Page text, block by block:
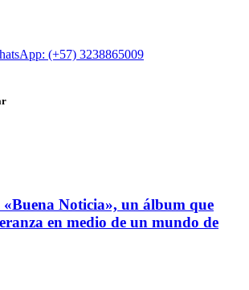
(+57) 3238865009
Noticia», un álbum que
en medio de un mundo de